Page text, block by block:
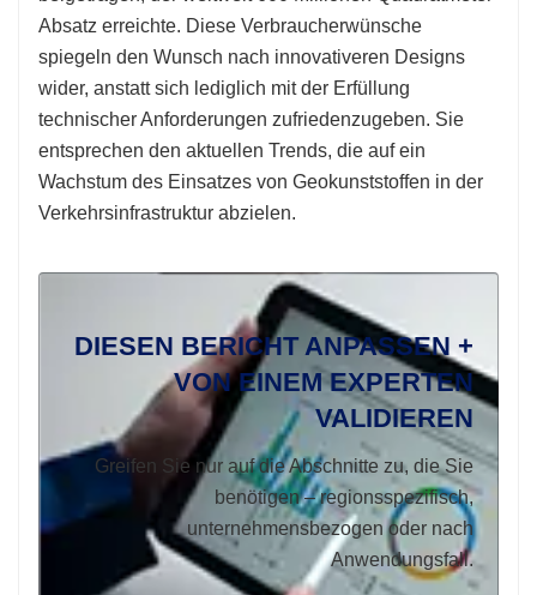
Absatz erreichte. Diese Verbraucherwünsche
spiegeln den Wunsch nach innovativeren Designs
wider, anstatt sich lediglich mit der Erfüllung
technischer Anforderungen zufriedenzugeben. Sie
entsprechen den aktuellen Trends, die auf ein
Wachstum des Einsatzes von Geokunststoffen in der
Verkehrsinfrastruktur abzielen.
DIESEN BERICHT ANPASSEN +
VON EINEM EXPERTEN
VALIDIEREN
Greifen Sie nur auf die Abschnitte zu, die Sie
benötigen – regionsspezifisch,
unternehmensbezogen oder nach
Anwendungsfall.